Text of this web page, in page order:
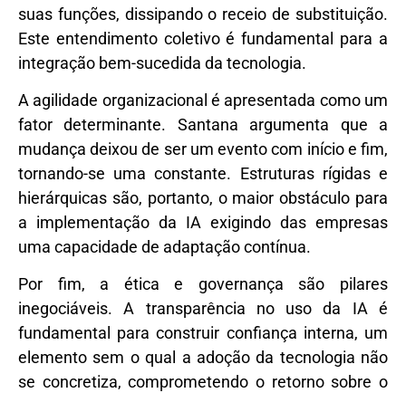
suas funções, dissipando o receio de substituição.
Este entendimento coletivo é fundamental para a
integração bem-sucedida da tecnologia.
A agilidade organizacional é apresentada como um
fator determinante. Santana argumenta que a
mudança deixou de ser um evento com início e fim,
tornando-se uma constante. Estruturas rígidas e
hierárquicas são, portanto, o maior obstáculo para
a implementação da IA exigindo das empresas
uma capacidade de adaptação contínua.
Por fim, a ética e governança são pilares
inegociáveis. A transparência no uso da IA é
fundamental para construir confiança interna, um
elemento sem o qual a adoção da tecnologia não
se concretiza, comprometendo o retorno sobre o